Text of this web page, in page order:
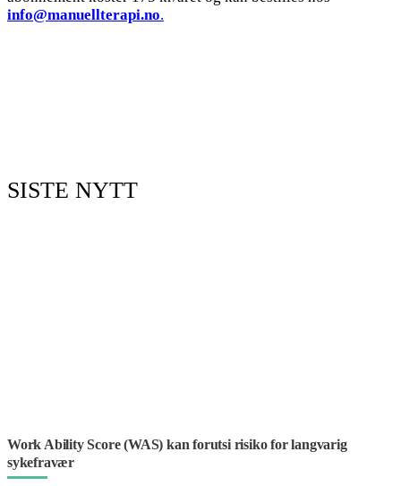
info@manuellterapi.no.
SISTE NYTT
Work Ability Score (WAS) kan forutsi risiko for langvarig
sykefravær